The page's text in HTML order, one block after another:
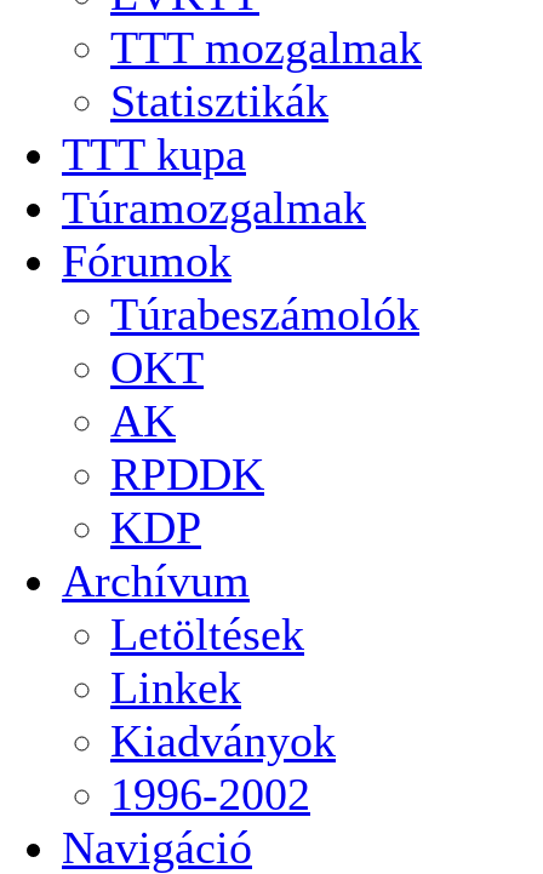
TTT mozgalmak
Statisztikák
TTT kupa
Túramozgalmak
Fórumok
Túrabeszámolók
OKT
AK
RPDDK
KDP
Archívum
Letöltések
Linkek
Kiadványok
1996-2002
Navigáció